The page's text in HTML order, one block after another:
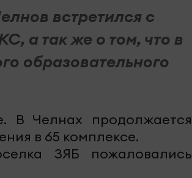
встретился с
а так же о том, что в
образовательного
В Челнах продолжается
в 65 комплексе.
ЗЯБ пожаловались